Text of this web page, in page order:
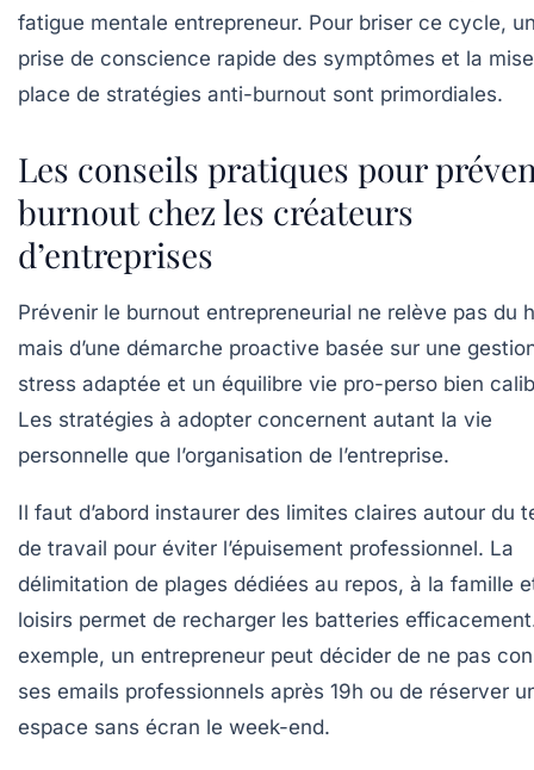
fatigue mentale entrepreneur. Pour briser ce cycle,
prise de conscience rapide des symptômes et la
place de stratégies anti-burnout sont primordiales.
Les conseils pratiques pour
burnout chez les créateurs
d’entreprises
Prévenir le burnout entrepreneurial ne relève pas du
mais d’une démarche proactive basée sur une
stress adaptée et un équilibre vie pro-perso bien
Les stratégies à adopter concernent autant la vie
personnelle que l’organisation de l’entreprise.
Il faut d’abord instaurer des limites claires autour du
de travail pour éviter l’épuisement professionnel. La
délimitation de plages dédiées au repos, à la famille
loisirs permet de recharger les batteries
exemple, un entrepreneur peut décider de ne pas
ses emails professionnels après 19h ou de réserver
espace sans écran le week-end.